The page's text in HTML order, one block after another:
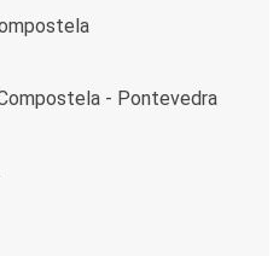
- Pontevedra